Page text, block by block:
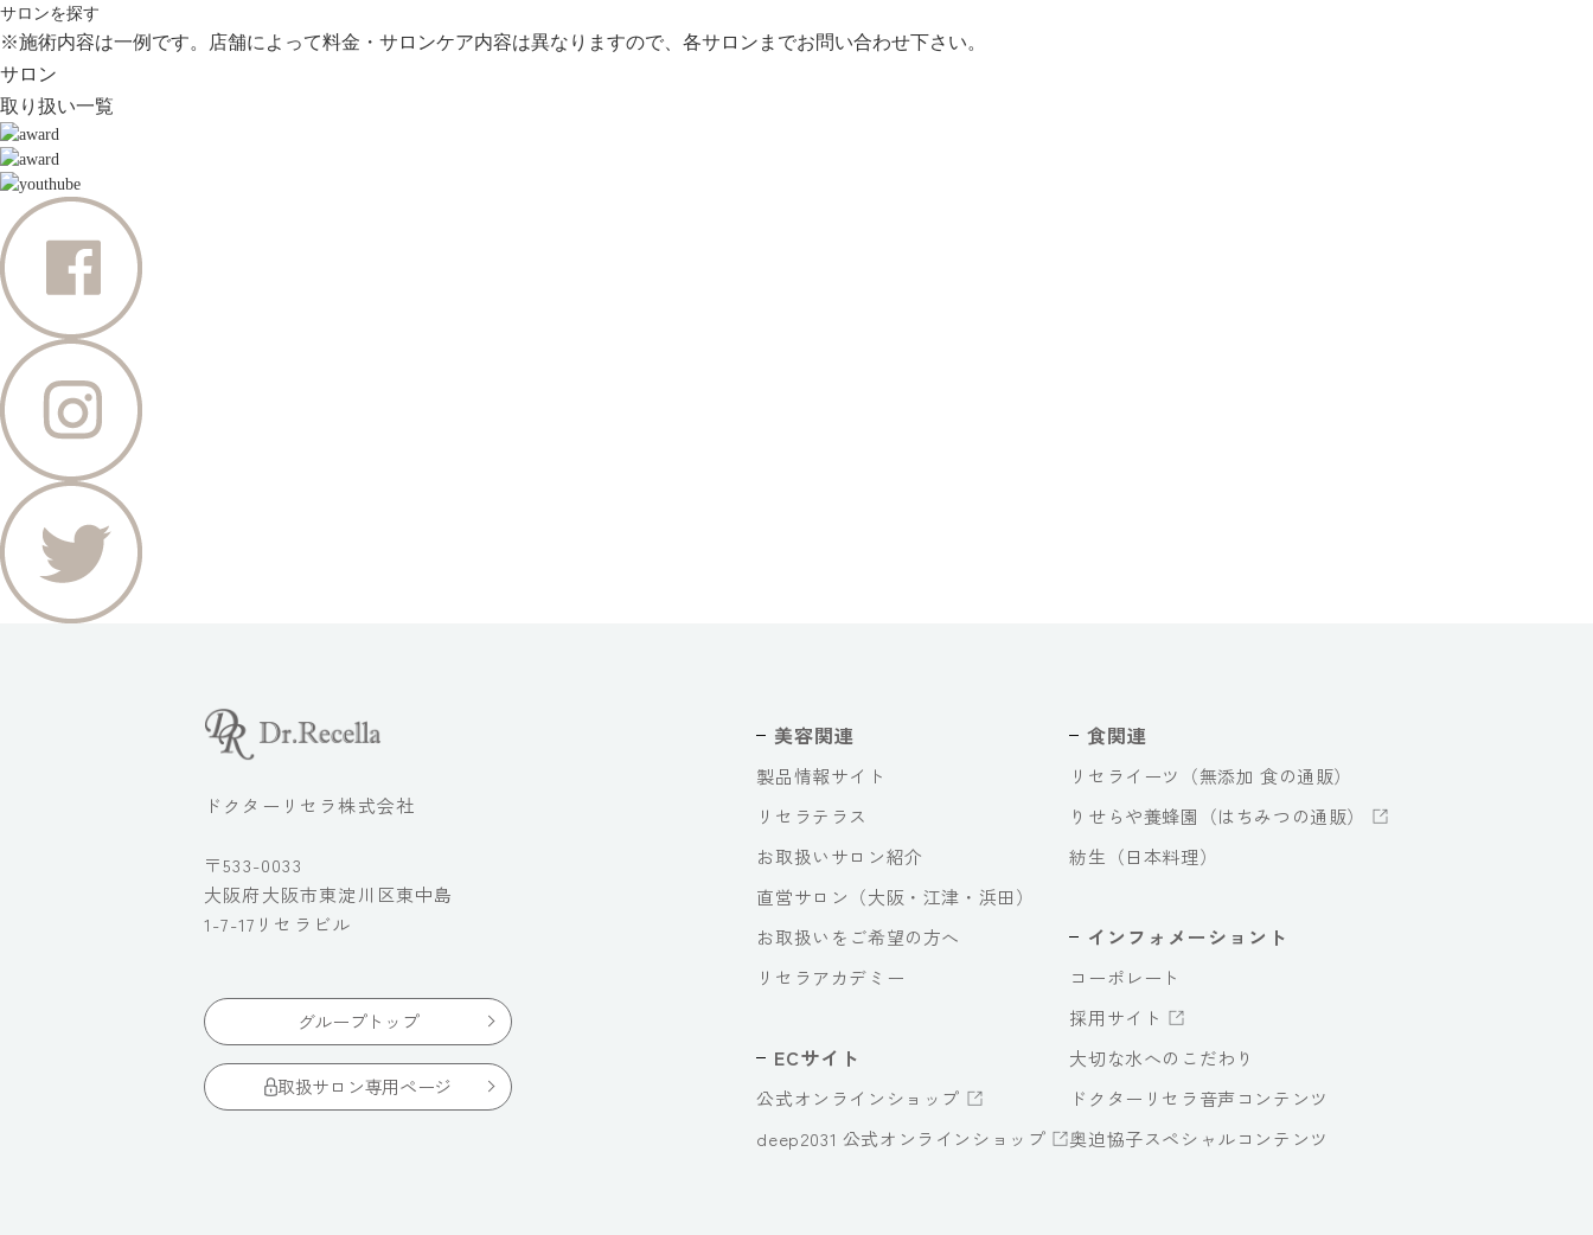
サロンを探す
※施術内容は一例です。店舗によって料金・サロンケア内容は異なりますので、各サロンまでお問い合わせ下さい。
サロン
取り扱い一覧
ドクターリセラ株式会社
〒533-0033
大阪府大阪市東淀川区東中島
1-7-17リセラビル
グループトップ
取扱サロン専用ページ
美容関連
製品情報サイト
リセラテラス
お取扱いサロン紹介
直営サロン（大阪・江津・浜田）
お取扱いをご希望の方へ
リセラアカデミー
ECサイト
公式オンラインショップ
deep2031 公式オンラインショップ
食関連
リセライーツ（無添加 食の通販）
りせらや養蜂園（はちみつの通販）
紡生（日本料理）
インフォメーショント
コーポレート
採用サイト
大切な水へのこだわり
ドクターリセラ音声コンテンツ
奥迫協子スペシャルコンテンツ